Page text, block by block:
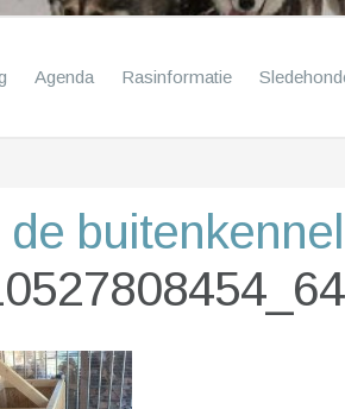
Agenda Rasinformatie
buitenkennel